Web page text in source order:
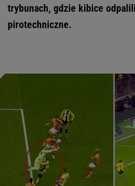
trybunach, gdzie kibice
pirotechniczne.